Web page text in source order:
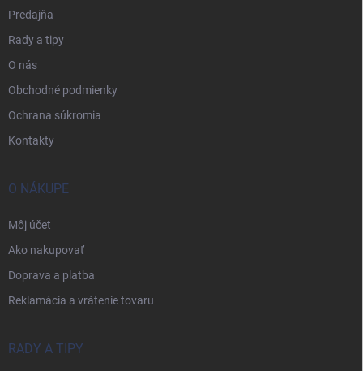
Predajňa
Rady a tipy
O nás
Obchodné podmienky
Ochrana súkromia
Kontakty
O NÁKUPE
Môj účet
Ako nakupovať
Doprava a platba
Reklamácia a vrátenie tovaru
RADY A TIPY